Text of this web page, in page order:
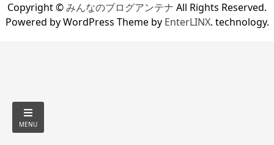
Copyright ©みんなのブログアンテナ All Rights Reserved.
Powered by WordPress Theme by EnterLINX. technology.
MENU